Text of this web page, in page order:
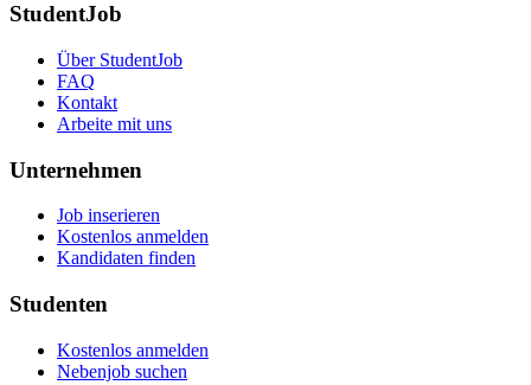
StudentJob
Über StudentJob
FAQ
Kontakt
Arbeite mit uns
Unternehmen
Job inserieren
Kostenlos anmelden
Kandidaten finden
Studenten
Kostenlos anmelden
Nebenjob suchen